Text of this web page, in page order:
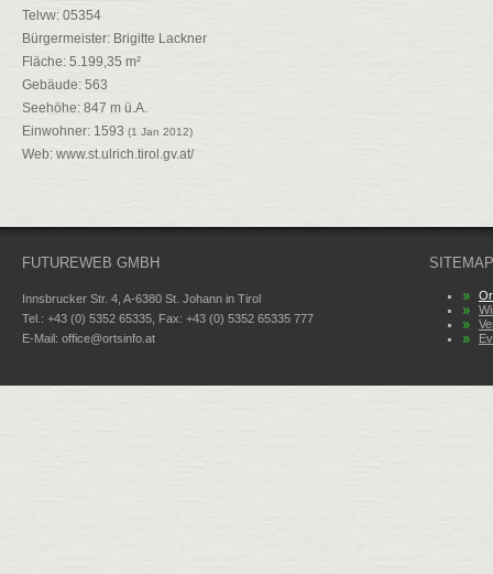
Telvw: 05354
Bürgermeister: Brigitte Lackner
Fläche: 5.199,35 m²
Gebäude: 563
Seehöhe: 847 m ü.A.
Einwohner: 1593 (1 Jan 2012)
Web: www.st.ulrich.tirol.gv.at/
FUTUREWEB GMBH
Innsbrucker Str. 4, A-6380 St. Johann in Tirol
Tel.: +43 (0) 5352 65335, Fax: +43 (0) 5352 65335 777
E-Mail: office@ortsinfo.at
SITEMAP